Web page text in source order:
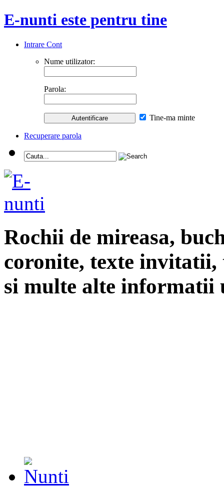
E-nunti este pentru tine
Intrare Cont
Nume utilizator:
Parola:
Tine-ma minte
Recuperare parola
Rochii de mireasa,
coronite, texte
si multe alte informatii